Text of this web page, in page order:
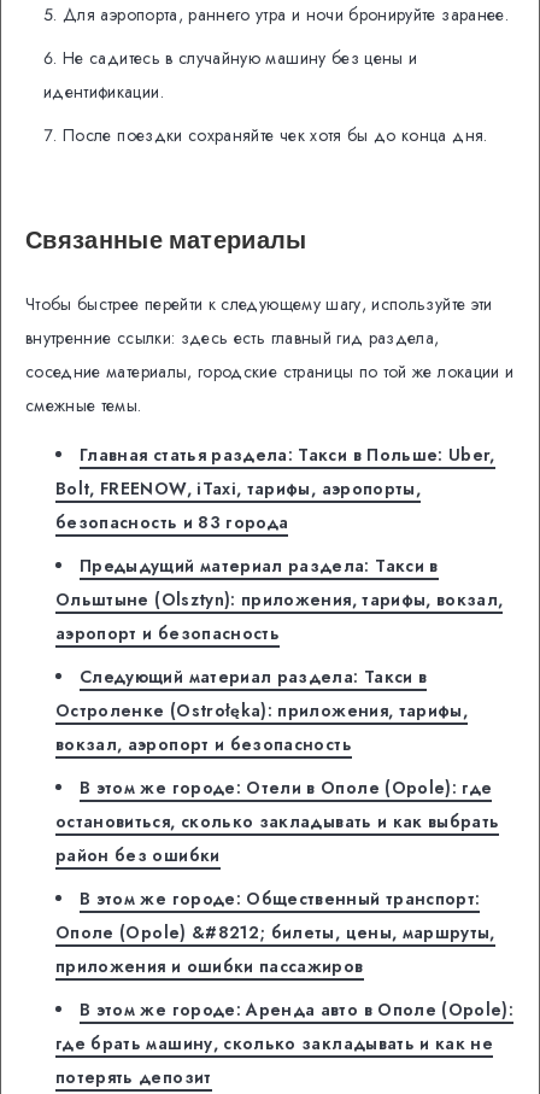
Для аэропорта, раннего утра и ночи бронируйте заранее.
Не садитесь в случайную машину без цены и
идентификации.
После поездки сохраняйте чек хотя бы до конца дня.
Связанные материалы
Чтобы быстрее перейти к следующему шагу, используйте эти
внутренние ссылки: здесь есть главный гид раздела,
соседние материалы, городские страницы по той же локации и
смежные темы.
Главная статья раздела: Такси в Польше: Uber,
Bolt, FREENOW, iTaxi, тарифы, аэропорты,
безопасность и 83 города
Предыдущий материал раздела: Такси в
Ольштыне (Olsztyn): приложения, тарифы, вокзал,
аэропорт и безопасность
Следующий материал раздела: Такси в
Остроленке (Ostrołęka): приложения, тарифы,
вокзал, аэропорт и безопасность
В этом же городе: Отели в Ополе (Opole): где
остановиться, сколько закладывать и как выбрать
район без ошибки
В этом же городе: Общественный транспорт:
Ополе (Opole) &#8212; билеты, цены, маршруты,
приложения и ошибки пассажиров
В этом же городе: Аренда авто в Ополе (Opole):
где брать машину, сколько закладывать и как не
потерять депозит